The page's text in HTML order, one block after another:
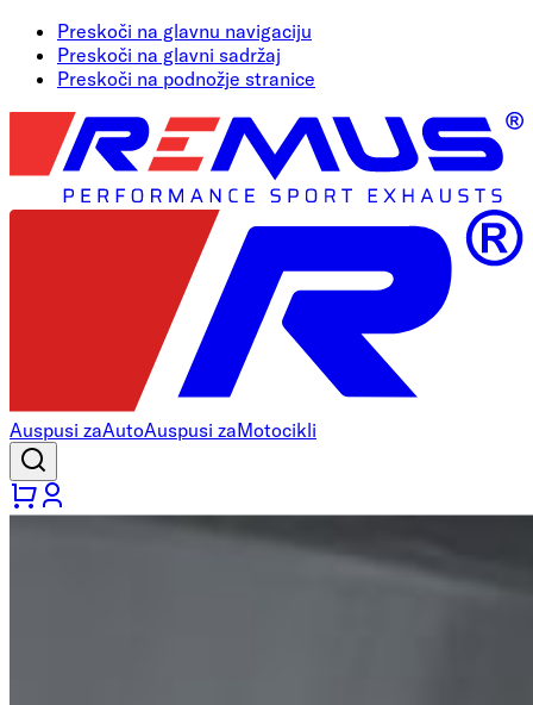
Preskoči na glavnu navigaciju
Preskoči na glavni sadržaj
Preskoči na podnožje stranice
Auspusi zaAutoAuspusi zaMotocikli